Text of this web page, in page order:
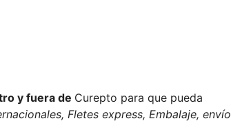
y fuera de Curepto para que pueda
Fletes express, Embalaje, envío